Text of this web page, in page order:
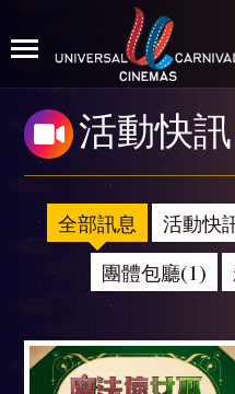
活動快訊
全部訊息 活動快
團體包廳(1)